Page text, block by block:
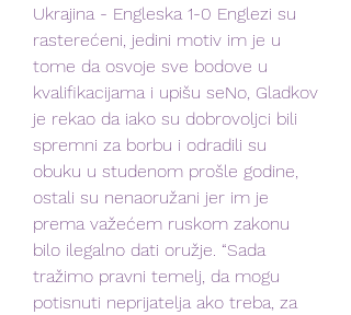
Ukrajina - Engleska 1-0 Englezi su
rasterećeni, jedini motiv im je u
tome da osvoje sve bodove u
kvalifikacijama i upišu seNo, Gladkov
je rekao da iako su dobrovoljci bili
spremni za borbu i odradili su
obuku u studenom prošle godine,
ostali su nenaoružani jer im je
prema važećem ruskom zakonu
bilo ilegalno dati oružje. “Sada
tražimo pravni temelj, da mogu
potisnuti neprijatelja ako treba, za